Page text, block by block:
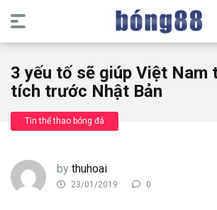
3 yếu tố sẽ giúp Việt Nam
tích trước Nhật Bản
Tin thể thao bóng đá
by thuhoai
23/01/2019 0